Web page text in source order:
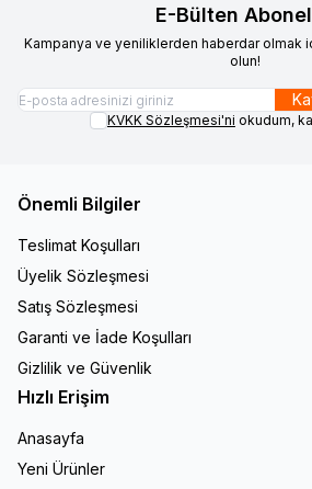
E-Bülten
Kampanya ve yeniliklerden haberdar olmak
olun!
KVKK Sözleşmesi'ni okudum,
Önemli Bilgiler
Teslimat Koşulları
Üyelik Sözleşmesi
Satış Sözleşmesi
Garanti ve İade Koşulları
Gizlilik ve Güvenlik
Hızlı Erişim
Anasayfa
Yeni Ürünler